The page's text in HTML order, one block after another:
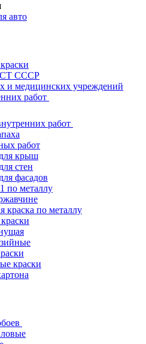
авто
СССР
и медицинских учреждений
работ
работ
работ
крыш
стен
фасадов
по металлу
краска по металлу
краски